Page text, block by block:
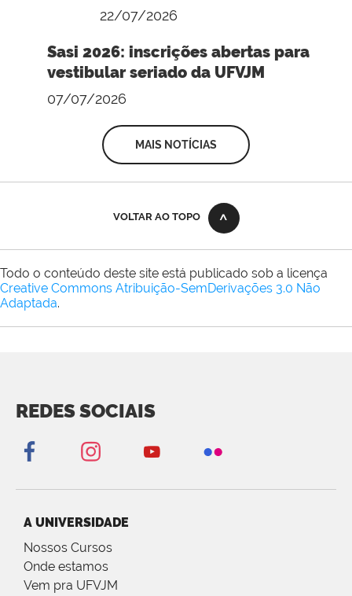
22/07/2026
Sasi 2026: inscrições abertas para
vestibular seriado da UFVJM
07/07/2026
MAIS NOTÍCIAS
VOLTAR AO TOPO
Todo o conteúdo deste site está publicado sob a licença
Creative Commons Atribuição-SemDerivações 3.0 Não
Adaptada.
REDES SOCIAIS
A UNIVERSIDADE
Nossos Cursos
Onde estamos
Vem pra UFVJM